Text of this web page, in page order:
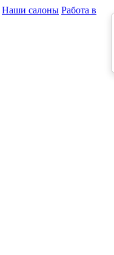
Наши салоны Работа в